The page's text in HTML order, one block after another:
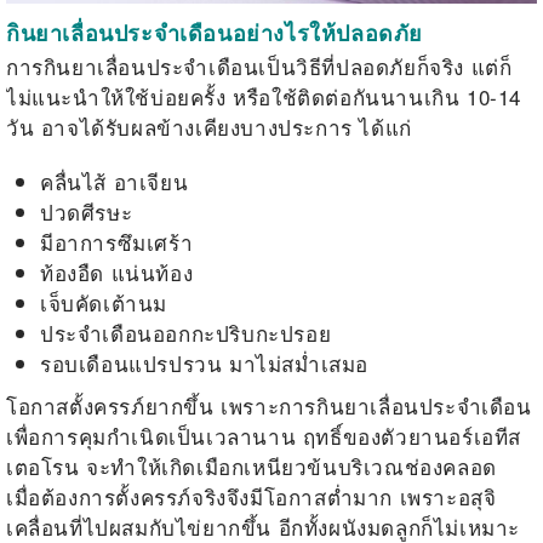
กินยาเลื่อนประจำเดือนอย่างไรให้ปลอดภัย
การกินยาเลื่อนประจำเดือนเป็นวิธีที่ปลอดภัยก็จริง แต่ก็
ไม่แนะนำให้ใช้บ่อยครั้ง หรือใช้ติดต่อกันนานเกิน 10-14
วัน อาจได้รับผลข้างเคียงบางประการ ได้แก่
คลื่นไส้ อาเจียน
ปวดศีรษะ
มีอาการซึมเศร้า
ท้องอืด แน่นท้อง
เจ็บคัดเต้านม
ประจำเดือนออกกะปริบกะปรอย
รอบเดือนแปรปรวน มาไม่สม่ำเสมอ
โอกาสตั้งครรภ์ยากขึ้น เพราะการกินยาเลื่อนประจำเดือน
เพื่อการคุมกำเนิดเป็นเวลานาน ฤทธิ์ของตัวยานอร์เอทีส
เตอโรน จะทำให้เกิดเมือกเหนียวข้นบริเวณช่องคลอด
เมื่อต้องการตั้งครรภ์จริงจึงมีโอกาสต่ำมาก เพราะอสุจิ
เคลื่อนที่ไปผสมกับไข่ยากขึ้น อีกทั้งผนังมดลูกก็ไม่เหมาะ